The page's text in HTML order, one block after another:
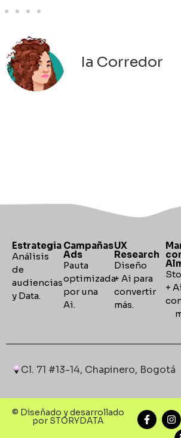
Ia Corredor
Estrategia
Análisis
de
audiencias
y Data.
Campañas
Ads
Pauta
optimizada
por una
Ai.
UX
Research
Diseño
+ Ai para
convertir
más.
+
Cl. 71 #13-14, Chapinero, Bogotá
© Diseñado y desarrollado
por STORYDATA